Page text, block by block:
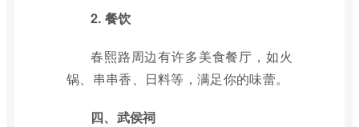
2. 餐饮
春熙路周边有许多美食餐厅，如火
锅、串串香、日料等，满足你的味蕾。
四、武侯祠